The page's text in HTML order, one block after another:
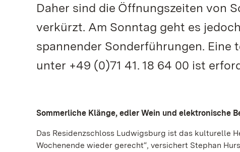
Daher sind die Öffnungszeiten von
verkürzt. Am Sonntag geht es
spannender Sonderführungen. Eine
unter +49 (0)71 41. 18 64 00 ist
Sommerliche Klänge, edler Wein und elektronische
Das Residenzschloss Ludwigsburg ist das kulturelle
Wochenende wieder gerecht“, versichert Stephan